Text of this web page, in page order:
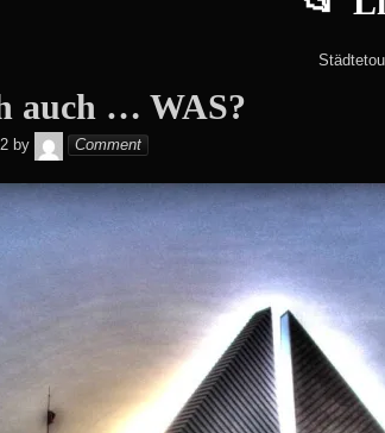
auch … WAS?
by Christian
Comment